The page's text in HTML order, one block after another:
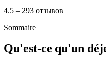
4.5 – 293 отзывов
Sommaire
Qu'est-ce qu'un